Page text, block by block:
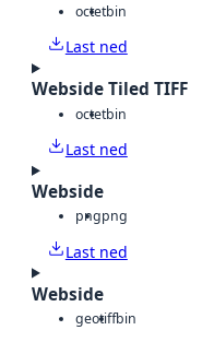
octetbin
Last ned
Webside Tiled TIFF
octetbin
Last ned
Webside
pngpng
Last ned
Webside
geotiffbin